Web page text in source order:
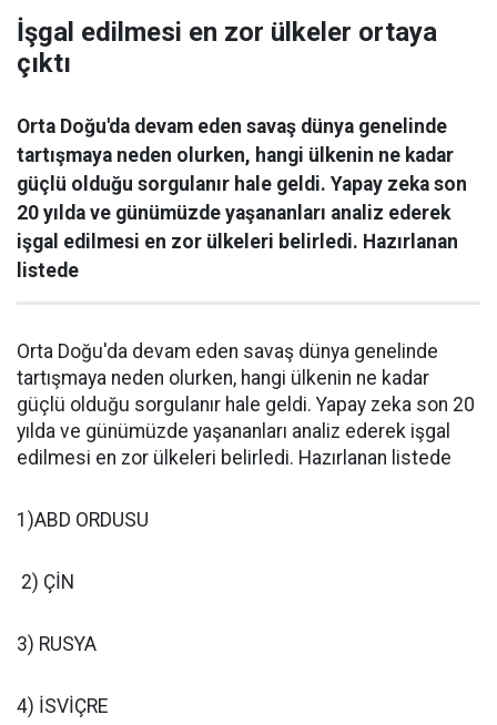
İşgal edilmesi en zor ülkeler ortaya
çıktı
Orta Doğu'da devam eden savaş dünya genelinde
tartışmaya neden olurken, hangi ülkenin ne kadar
güçlü olduğu sorgulanır hale geldi. Yapay zeka son
20 yılda ve günümüzde yaşananları analiz ederek
işgal edilmesi en zor ülkeleri belirledi. Hazırlanan
listede
Orta Doğu'da devam eden savaş dünya genelinde
tartışmaya neden olurken, hangi ülkenin ne kadar
güçlü olduğu sorgulanır hale geldi. Yapay zeka son 20
yılda ve günümüzde yaşananları analiz ederek işgal
edilmesi en zor ülkeleri belirledi. Hazırlanan listede
1)ABD ORDUSU
2) ÇİN
3) RUSYA
4) İSVİÇRE